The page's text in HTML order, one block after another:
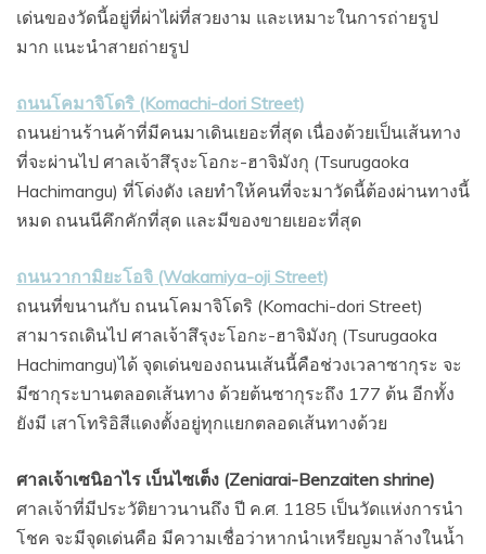
เด่นของวัดนี้อยู่ที่ผ่าไผ่ที่สวยงาม และเหมาะในการถ่ายรูป
มาก แนะนำสายถ่ายรูป
ถนนโคมาจิโดริ (Komachi-dori Street)
ถนนย่านร้านค้าที่มีคนมาเดินเยอะที่สุด เนื่องด้วยเป็นเส้นทาง
ที่จะผ่านไป ศาลเจ้าสึรุงะโอกะ-ฮาจิมังกุ (Tsurugaoka
Hachimangu) ที่โด่งดัง เลยทำให้คนที่จะมาวัดนี้ต้องผ่านทางนี้
หมด ถนนนีคึกคักที่สุด และมีของขายเยอะที่สุด
ถนนวากามิยะโอจิ (Wakamiya-oji Street)
ถนนที่ขนานกับ ถนนโคมาจิโดริ (Komachi-dori Street)
สามารถเดินไป ศาลเจ้าสึรุงะโอกะ-ฮาจิมังกุ (Tsurugaoka
Hachimangu)ได้ จุดเด่นของถนนเส้นนี้คือช่วงเวลาซากุระ จะ
มีซากุระบานตลอดเส้นทาง ด้วยต้นซากุระถึง 177 ต้น อีกทั้ง
ยังมี เสาโทริอิสีแดงตั้งอยู่ทุกแยกตลอดเส้นทางด้วย
ศาลเจ้าเซนิอาไร เบ็นไซเต็ง (Zeniarai-Benzaiten shrine)
ศาลเจ้าที่มีประวัติยาวนานถึง ปี ค.ศ. 1185 เป็นวัดแห่งการนำ
โชค จะมีจุดเด่นคือ มีความเชื่อว่าหากนำเหรียญมาล้างในนํ้า